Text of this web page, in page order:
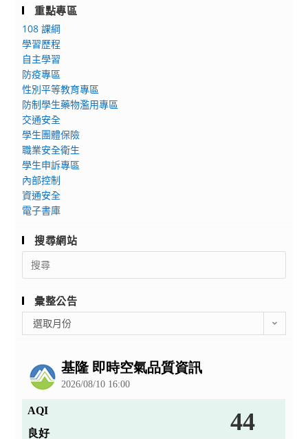
重點專區
108 課綱
學習歷程
自主學習
防疫專區
性別平等教育專區
防制學生藥物濫用專區
交通安全
學生團體保險
職業安全衛生
學生申訴專區
內部控制
資通安全
電子書庫
搜尋網站
Search
for:
彙整公告
整
選取月份